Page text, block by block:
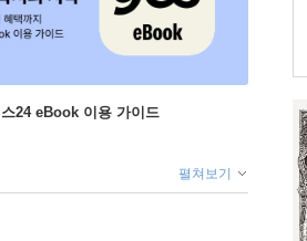
24 eBook 이용 가이드
펼쳐보기